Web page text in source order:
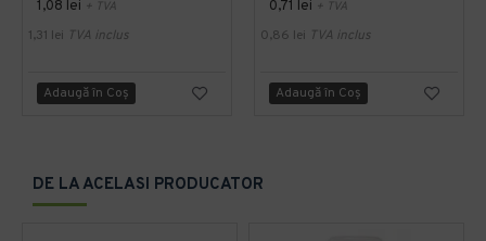
1,08 lei + TVA
1,31 lei TVA inclus
Adaugă în Coş
0,71 lei + TVA
0,86 lei TVA inclus
Adaugă în Coş
DE LA ACELASI PRODUCATOR